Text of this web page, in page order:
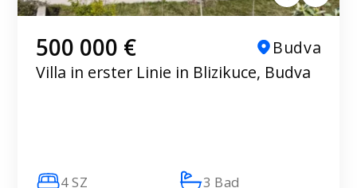
500 000 €
Budva
Villa in erster Linie in Blizikuce, Budva
4 SZ 3 Bad